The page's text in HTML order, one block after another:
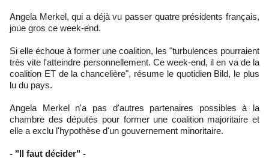
Angela Merkel, qui a déjà vu passer quatre présidents français,
joue gros ce week-end.
Si elle échoue à former une coalition, les "turbulences pourraient
très vite l'atteindre personnellement. Ce week-end, il en va de la
coalition ET de la chancelière", résume le quotidien Bild, le plus
lu du pays.
Angela Merkel n'a pas d'autres partenaires possibles à la
chambre des députés pour former une coalition majoritaire et
elle a exclu l'hypothèse d'un gouvernement minoritaire.
- "Il faut décider" -